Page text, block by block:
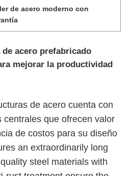
de acero moderno con
acero prefabricado
mejorar la productividad
de acero cuenta con
centrales que ofrecen valor
de costos para su diseño
an extraordinarily long
steel materials with